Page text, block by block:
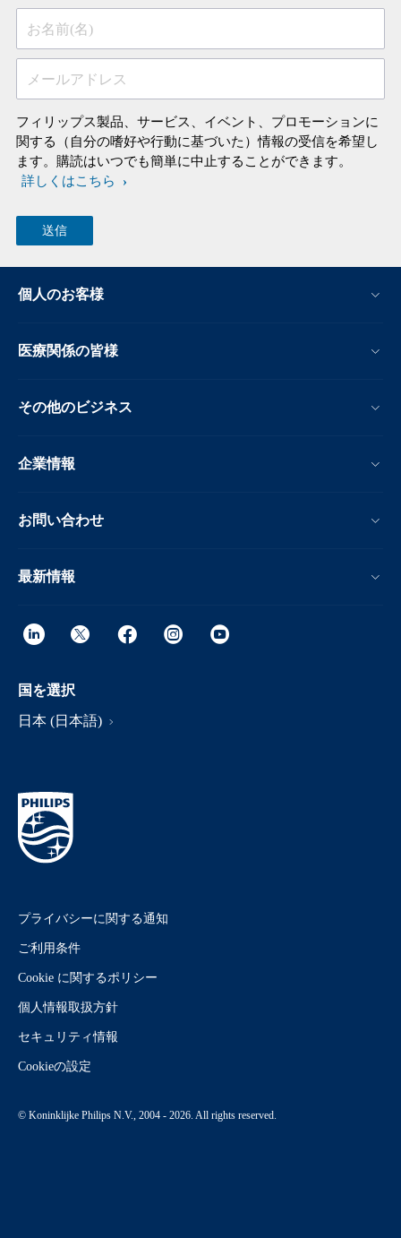
お名前(名)
メールアドレス
フィリップス製品、サービス、イベント、プロモーションに
関する（自分の嗜好や行動に基づいた）情報の受信を希望し
ます。購読はいつでも簡単に中止することができます。
詳しくはこちら
個人のお客様
医療関係の皆様
その他のビジネス
企業情報
お問い合わせ
最新情報
国を選択
日本 (日本語)
プライバシーに関する通知
ご利用条件
Cookie に関するポリシー
個人情報取扱方針
セキュリティ情報
Cookieの設定
© Koninklijke Philips N.V., 2004 - 2026. All rights reserved.